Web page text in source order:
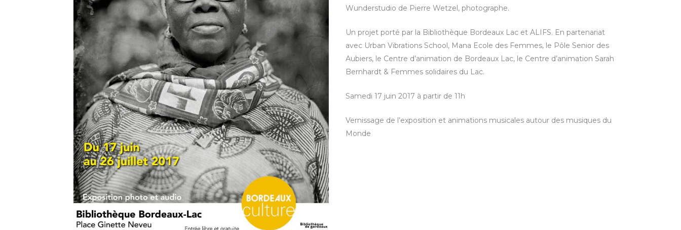
Wunderstudio de Pierre Wetzel, photographe.
Un projet porté par la Bibliothèque Bordeaux Lac et ALIFS. En partenariat
avec Urban Vibrations School, Mana Ecole des Femmes, le Pôle Senior des
Aubiers, le Centre d’animation de Bordeaux Lac, le Centre d’animation Sarah
Bernhardt & Femmes solidaires du Lac.
Samedi 17 juin 2017 à partir de 11h
Vernissage de l’exposition et animations musicales autour des musiques du
Monde